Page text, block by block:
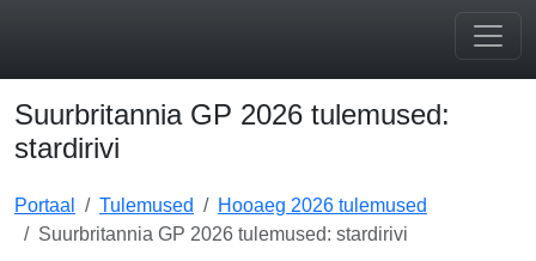
Suurbritannia GP 2026 tulemused:
stardirivi
Portaal Tulemused
Hooaeg 2026 tulemused
Suurbritannia GP 2026 tulemused: stardirivi